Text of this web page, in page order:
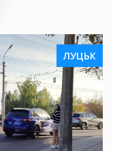
ЛУЦЬК